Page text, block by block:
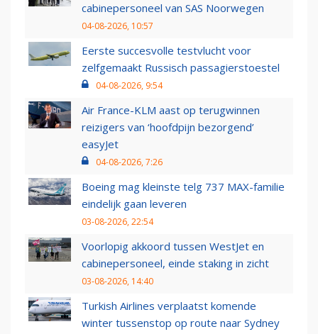
cabinepersoneel van SAS Noorwegen
04-08-2026, 10:57
Eerste succesvolle testvlucht voor
zelfgemaakt Russisch passagierstoestel
04-08-2026, 9:54
Air France-KLM aast op terugwinnen
reizigers van ‘hoofdpijn bezorgend’
easyJet
04-08-2026, 7:26
Boeing mag kleinste telg 737 MAX-familie
eindelijk gaan leveren
03-08-2026, 22:54
Voorlopig akkoord tussen WestJet en
cabinepersoneel, einde staking in zicht
03-08-2026, 14:40
Turkish Airlines verplaatst komende
winter tussenstop op route naar Sydney